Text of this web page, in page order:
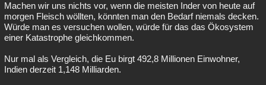
Machen wir uns nichts vor, wenn die meisten Inder von heute auf
morgen Fleisch wöllten, könnten man den Bedarf niemals decken.
Würde man es versuchen wollen, würde für das das Ökosystem
einer Katastrophe gleichkommen.
Nur mal als Vergleich, die Eu birgt 492,8 Millionen Einwohner,
Indien derzeit 1,148 Milliarden.